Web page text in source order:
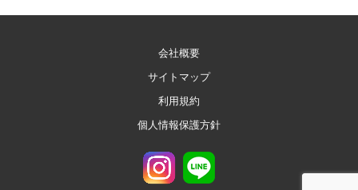
会社概要
サイトマップ
利用規約
個人情報保護方針